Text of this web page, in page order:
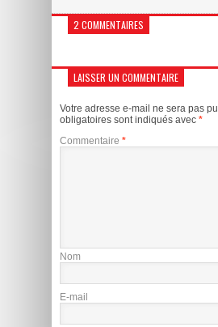
2 COMMENTAIRES
LAISSER UN COMMENTAIRE
Votre adresse e-mail ne sera pas
obligatoires sont indiqués avec *
Commentaire *
Nom
E-mail